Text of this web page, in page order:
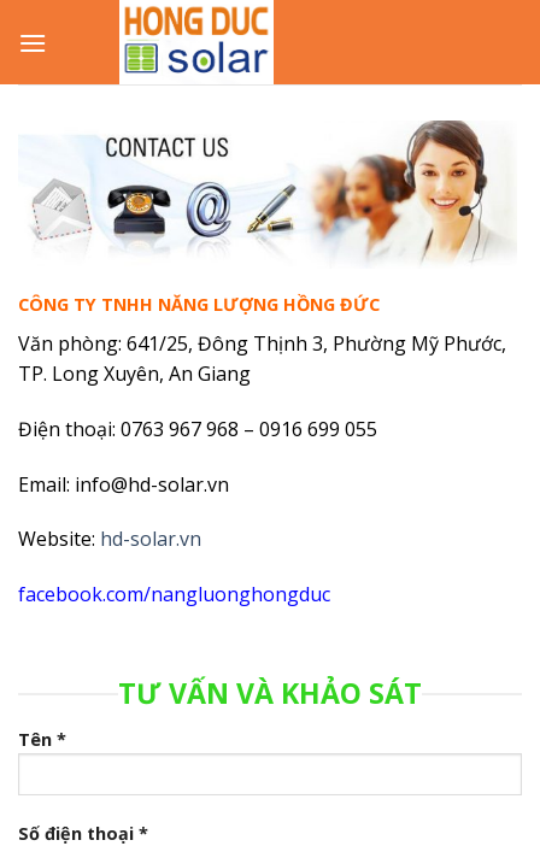
CÔNG TY TNHH NĂNG LƯỢNG HỒNG ĐỨC
Văn phòng: 641/25, Đông Thịnh 3, Phường Mỹ Phước,
TP. Long Xuyên, An Giang
Điện thoại: 0763 967 968 – 0916 699 055
Email: info@hd-solar.vn
Website: hd-solar.vn
facebook.com/nangluonghongduc
TƯ VẤN VÀ KHẢO SÁT
Tên *
Số điện thoại *